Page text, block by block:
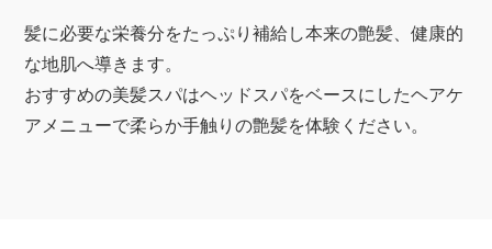
髪に必要な栄養分をたっぷり補給し本来の艶髪、健康的
な地肌へ導きます。
おすすめの美髪スパはヘッドスパをベースにしたヘアケ
アメニューで柔らか手触りの艶髪を体験ください。